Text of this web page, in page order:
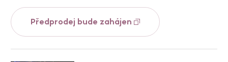
Předprodej bude zahájen